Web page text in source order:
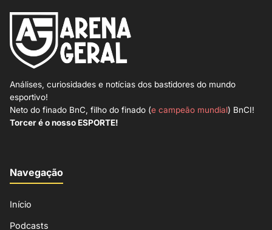
Análises, curiosidades e notícias dos bastidores do mundo
esportivo!
Neto do finado BnC, filho do finado (e campeão mundial) BnCI!
Torcer é o nosso ESPORTE!
Navegação
Início
Podcasts